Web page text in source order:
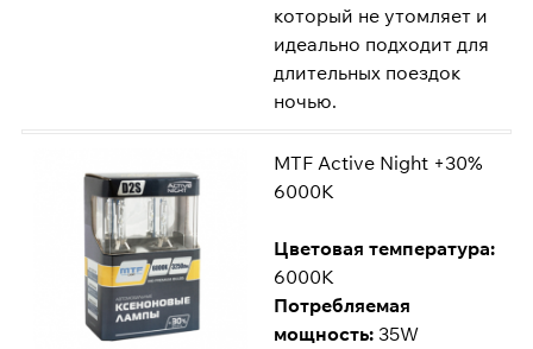
который не утомляет и
идеально подходит для
длительных поездок
ночью.
MTF Active Night +30%
6000K
Цветовая температура:
6000K
Потребляемая
мощность: 35W